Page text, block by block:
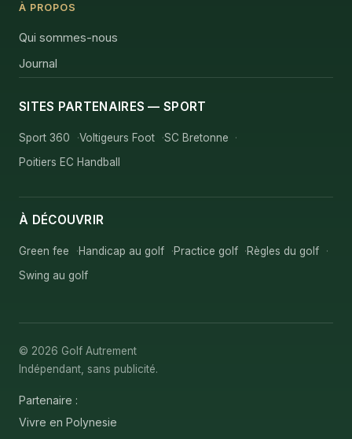
À PROPOS
Qui sommes-nous
Journal
SITES PARTENAIRES — SPORT
Sport 360 Voltigeurs Foot
SC Bretonne
Poitiers EC Handball
À DÉCOUVRIR
Green fee Handicap au golf Practice golf
Règles du golf
Swing au golf
© 2026 Golf Autrement
Indépendant, sans publicité.
Partenaire :
Vivre en Polynesie